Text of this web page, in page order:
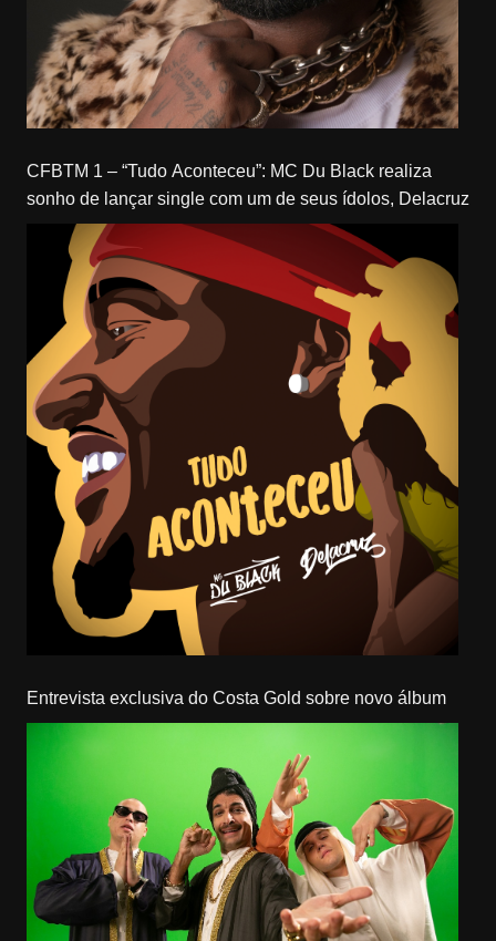
CFBTM 1 – “Tudo Aconteceu”: MC Du Black realiza
sonho de lançar single com um de seus ídolos, Delacruz
Entrevista exclusiva do Costa Gold sobre novo álbum